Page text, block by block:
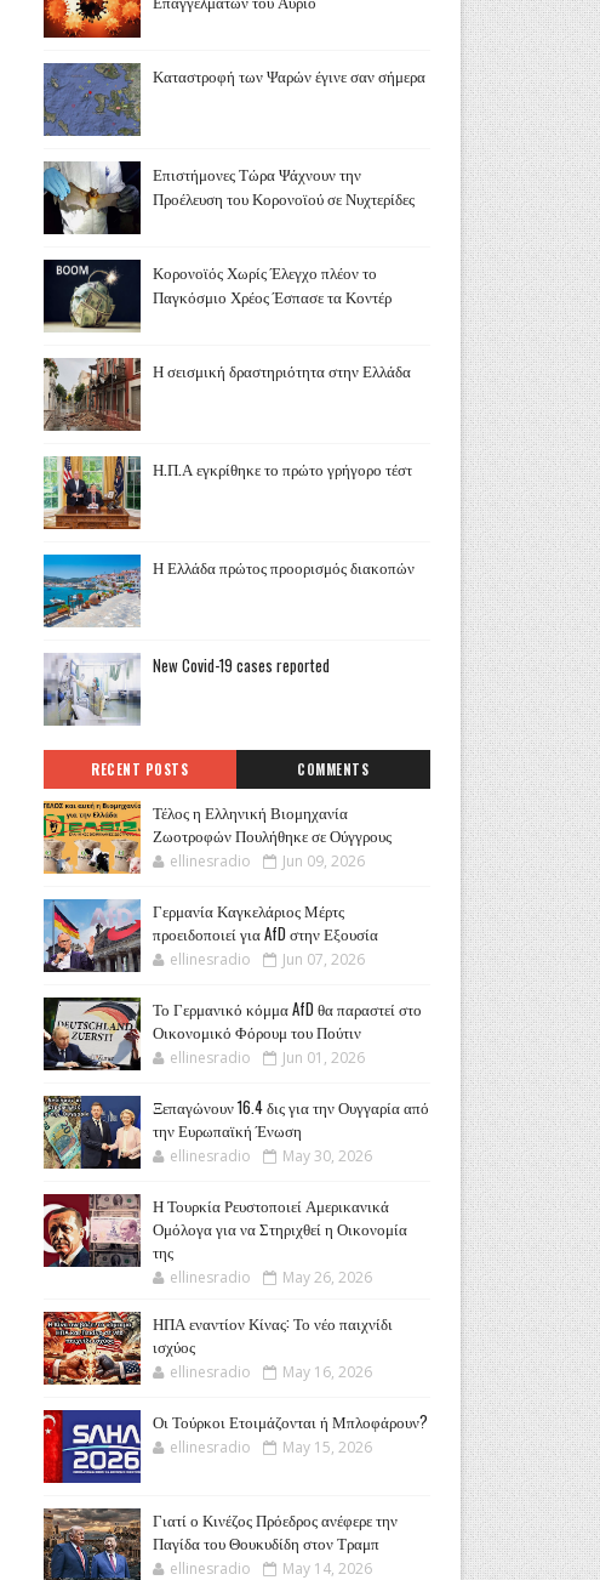
Καταστροφή των Ψαρών έγινε σαν σήμερα
Επιστήμονες Τώρα Ψάχνουν την
Προέλευση του Κορονοϊού σε Νυχτερίδες
Κορονοϊός Χωρίς Έλεγχο πλέον το
Παγκόσμιο Χρέος Έσπασε τα Κοντέρ
Η σεισμική δραστηριότητα στην Ελλάδα
Η.Π.Α εγκρίθηκε το πρώτο γρήγορο τέστ
Η Ελλάδα πρώτος προορισμός διακοπών
New Covid-19 cases reported
RECENT POSTS COMMENTS
Τέλος η Ελληνική Βιομηχανία
Ζωοτροφών Πουλήθηκε σε Ούγγρους
ellinesradio Jun 09, 2026
Γερμανία Καγκελάριος Μέρτς
προειδοποιεί για AfD στην Εξουσία
ellinesradio Jun 07, 2026
Το Γερμανικό κόμμα AfD θα παραστεί στο
Οικονομικό Φόρουμ του Πούτιν
ellinesradio Jun 01, 2026
Ξεπαγώνουν 16.4 δις για την Ουγγαρία από
την Ευρωπαϊκή Ένωση
ellinesradio May 30, 2026
Η Τουρκία Ρευστοποιεί Αμερικανικά
Ομόλογα για να Στηριχθεί η Οικονομία
της
ellinesradio May 26, 2026
ΗΠΑ εναντίον Κίνας: Το νέο παιχνίδι
ισχύος
ellinesradio May 16, 2026
Οι Τούρκοι Ετοιμάζονται ή Μπλοφάρουν?
ellinesradio May 15, 2026
Γιατί ο Κινέζος Πρόεδρος ανέφερε την
Παγίδα του Θουκυδίδη στον Τραμπ
ellinesradio May 14, 2026